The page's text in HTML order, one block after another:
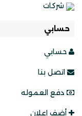
شركات
حسابي
حسابي
اتصل بنا
دفع العموله
أضف إعلان